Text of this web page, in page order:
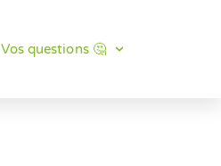
Vos questions 🤔